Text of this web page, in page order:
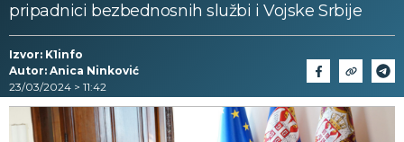
pripadnici bezbednosnih službi i Vojske Srbije
Izvor: K1info
Autor: Anica Ninković
23/03/2024 > 11:42